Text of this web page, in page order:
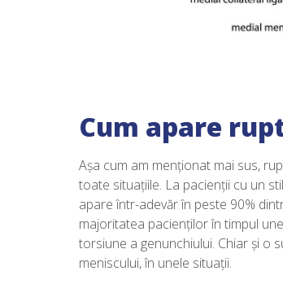
Cum apare
Așa cum am menționat mai sus,
toate situațiile. La pacienții cu un
apare într-adevăr în peste 90%
majoritatea pacienților în timpul
torsiune a genunchiului. Chiar și o
meniscului, în unele situații.